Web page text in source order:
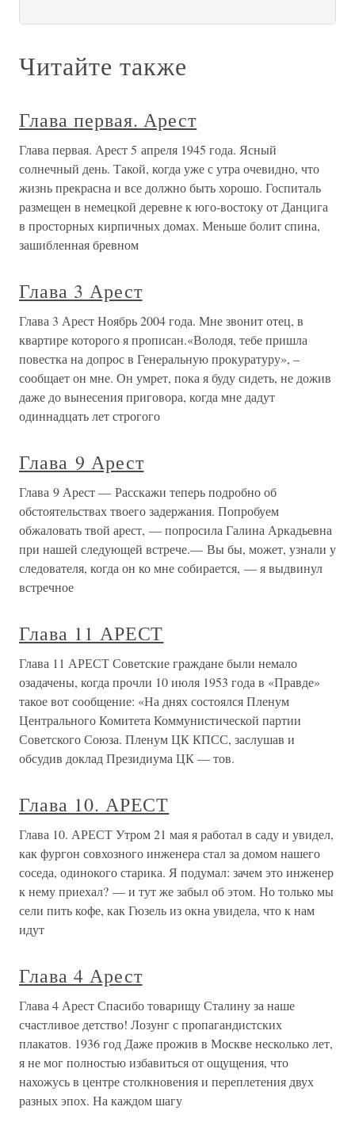
Читайте также
Глава первая. Арест
Глава первая. Арест 5 апреля 1945 года. Ясный
солнечный день. Такой, когда уже с утра очевидно, что
жизнь прекрасна и все должно быть хорошо. Госпиталь
размещен в немецкой деревне к юго-востоку от Данцига
в просторных кирпичных домах. Меньше болит спина,
зашибленная бревном
Глава 3 Арест
Глава 3 Арест Ноябрь 2004 года. Мне звонит отец, в
квартире которого я прописан.«Володя, тебе пришла
повестка на допрос в Генеральную прокуратуру», –
сообщает он мне. Он умрет, пока я буду сидеть, не дожив
даже до вынесения приговора, когда мне дадут
одиннадцать лет строгого
Глава 9 Арест
Глава 9 Арест — Расскажи теперь подробно об
обстоятельствах твоего задержания. Попробуем
обжаловать твой арест, — попросила Галина Аркадьевна
при нашей следующей встрече.— Вы бы, может, узнали у
следователя, когда он ко мне собирается, — я выдвинул
встречное
Глава 11 АРЕСТ
Глава 11 АРЕСТ Советские граждане были немало
озадачены, когда прочли 10 июля 1953 года в «Правде»
такое вот сообщение: «На днях состоялся Пленум
Центрального Комитета Коммунистической партии
Советского Союза. Пленум ЦК КПСС, заслушав и
обсудив доклад Президиума ЦК — тов.
Глава 10. АРЕСТ
Глава 10. АРЕСТ Утром 21 мая я работал в саду и увидел,
как фургон совхозного инженера стал за домом нашего
соседа, одинокого старика. Я подумал: зачем это инженер
к нему приехал? — и тут же забыл об этом. Но только мы
сели пить кофе, как Гюзель из окна увидела, что к нам
идут
Глава 4 Арест
Глава 4 Арест Спасибо товарищу Сталину за наше
счастливое детство! Лозунг с пропагандистских
плакатов. 1936 год Даже прожив в Москве несколько лет,
я не мог полностью избавиться от ощущения, что
нахожусь в центре столкновения и переплетения двух
разных эпох. На каждом шагу